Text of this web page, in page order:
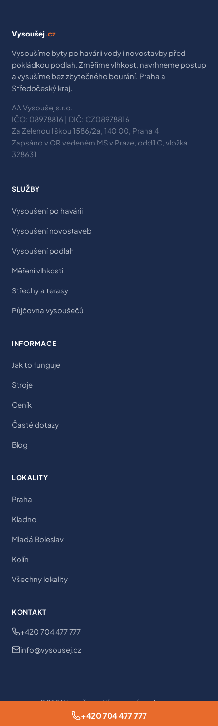
Vysoušej.cz
Vysoušíme byty po havárii vody i novostavby před
pokládkou podlah. Změříme vlhkost, navrhneme postup
a vysušíme bez zbytečného bourání. Praha a
Středočeský kraj.
AA Vysoušej s.r.o.
IČO: 08978816 | DIČ: CZ08978816
Za Zelenou liškou 1586/2a, 140 00, Praha 4
Zapsáno v OR vedeném MS v Praze, oddíl C, vložka
328631
SLUŽBY
Vysoušení po havárii
Vysoušení novostaveb
Vysoušení podlah
Měření vlhkosti
Střechy a terasy
Půjčovna vysoušečů
INFORMACE
Jak to funguje
Stroje
Ceník
Časté dotazy
Blog
LOKALITY
Praha
Kladno
Mladá Boleslav
Kolín
Všechny lokality
KONTAKT
+420 704 477 777
info@vysousej.cz
© 2026 Vysoušej.cz. Všechna práva vyhrazena.
Ochrana osobních údajůObchodní podmínky
+420 704 477 777